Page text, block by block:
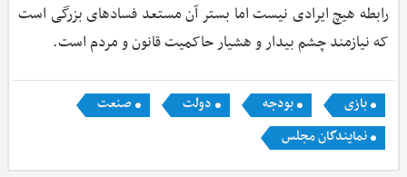
رابطه هیچ ایرادی نیست اما بستر آن مستعد فسادهای بزرگی است
که نیازمند چشم بیدار و هشیار حاکمیت قانون و مردم است.
بازی بودجه دولت
صنعت
نمایندگان مجلس